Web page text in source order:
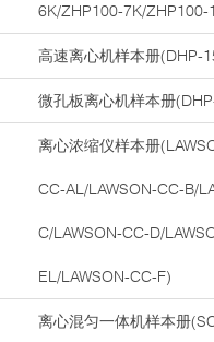
6K/ZHP100-7K/ZHP100-
高速离心机样本册(DHP-
微孔板离心机样本册
离心浓缩仪样本册
CC-AL/LAWSON-CC-B/
C/LAWSON-CC-D/
EL/LAWSON-CC-F)
离心混匀一体机样本册